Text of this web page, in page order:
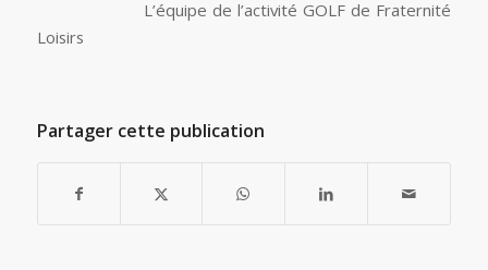
L’équipe de l’activité GOLF de Fraternité
Loisirs
Partager cette publication